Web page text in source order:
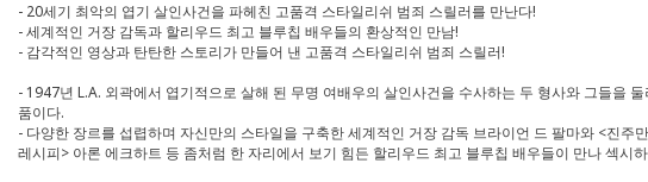
- 20세기 최악의 엽기 살인사건을 파헤친 고품격 스타일리쉬 범죄 스릴러를 만난다!
- 세계적인 거장 감독과 할리우드 최고 블루칩 배우들의 환상적인 만남!
- 감각적인 영상과 탄탄한 스토리가 만들어 낸 고품격 스타일리쉬 범죄 스릴러!
- 1947년 L.A. 외곽에서 엽기적으로 살해 된 무명 여배우의 살인사건을 수사하는 두 형사와 그들을
품이다.
- 다양한 장르를 섭렵하며 자신만의 스타일을 구축한 세계적인 거장 감독 브라이언 드 팔마와 <진
레시피> 아론 에크하트 등 좀처럼 한 자리에서 보기 힘든 할리우드 최고 블루칩 배우들이 만나 섹시